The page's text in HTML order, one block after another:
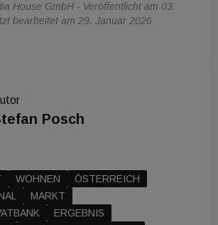
House GmbH - Veröffentlicht am 03.
bearbeitet am 29. Januar 2026
Posch
WOHNEN
ÖSTERREICH
MARKT
ERGEBNIS